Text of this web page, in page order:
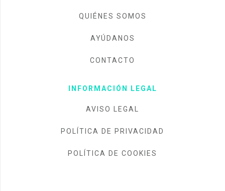
QUIÉNES SOMOS
AYÚDANOS
CONTACTO
INFORMACIÓN LEGAL
AVISO LEGAL
POLÍTICA DE PRIVACIDAD
POLÍTICA DE COOKIES